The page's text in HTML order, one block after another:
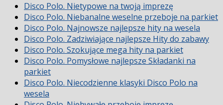
Disco Polo. Nietypowe na twoją imprezę
Disco Polo. Niebanalne weselne przeboje na parkiet
Disco Polo. Najnowsze najlepsze hity na wesela
Disco Polo. Zadziwiające najlepsze Hity do zabawy
Disco Polo. Szokujące mega hity na parkiet
Disco Polo. Pomysłowe najlepsze Składanki na
parkiet
Disco Polo. Niecodzienne klasyki Disco Polo na
wesela